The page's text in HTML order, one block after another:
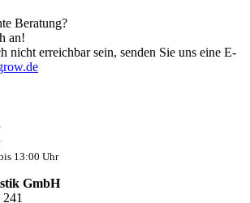
Beratung?
an!
nicht erreichbar sein, senden Sie uns eine E-
13:00 Uhr
GmbH